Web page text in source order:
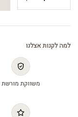
פולושן
-
pollution
quantity
למה לקנות אצלנו
משווקת מורשת